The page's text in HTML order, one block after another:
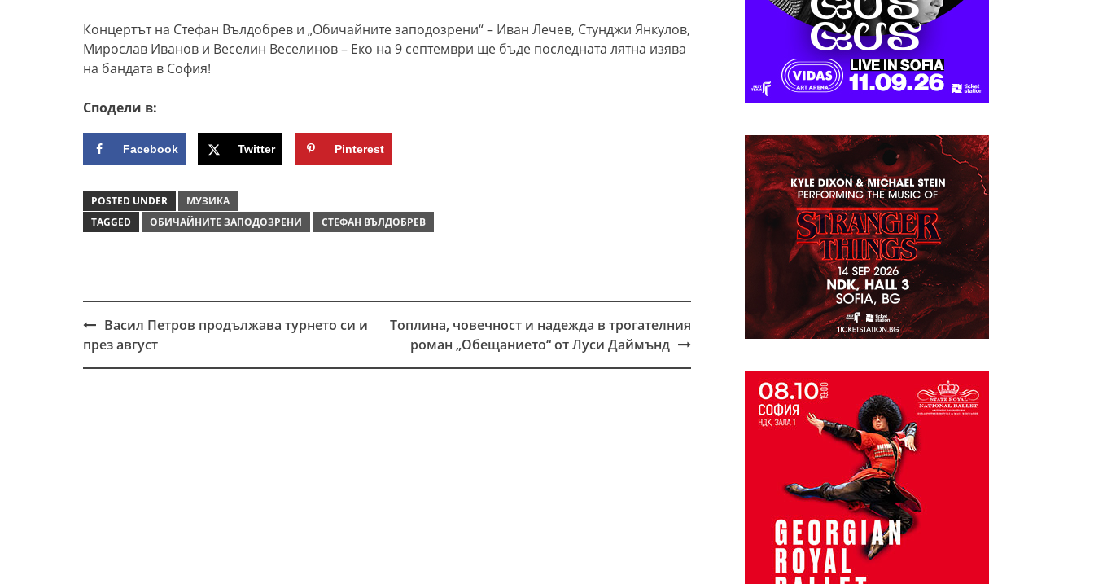
Концертът на Стефан Вълдобрев и „Обичайните заподозрени“ – Иван Лечев, Стунджи Янкулов,
Мирослав Иванов и Веселин Веселинов – Еко на 9 септември ще бъде последната лятна изява
на бандата в София!
Сподели в:
Facebook Twitter Pinterest
POSTED UNDER
МУЗИКА
TAGGED
ОБИЧАЙНИТЕ ЗАПОДОЗРЕНИ СТЕФАН ВЪЛДОБРЕВ
Post
navigation
Васил Петров продължава турнето си и
през август
Топлина, човечност и надежда в трогателния
роман „Обещанието“ от Луси Даймънд